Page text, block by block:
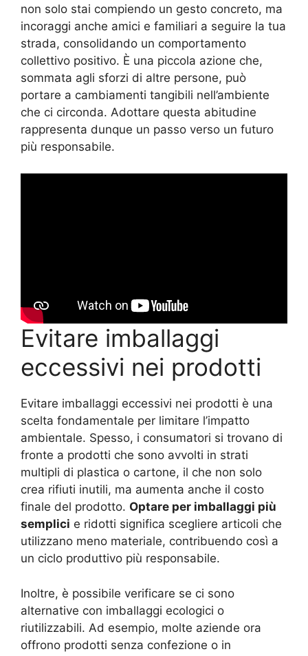
non solo stai compiendo un gesto concreto, ma
incoraggi anche amici e familiari a seguire la tua
strada, consolidando un comportamento
collettivo positivo. È una piccola azione che,
sommata agli sforzi di altre persone, può
portare a cambiamenti tangibili nell’ambiente
che ci circonda. Adottare questa abitudine
rappresenta dunque un passo verso un futuro
più responsabile.
Evitare imballaggi
eccessivi nei prodotti
Evitare imballaggi eccessivi nei prodotti è una
scelta fondamentale per limitare l’impatto
ambientale. Spesso, i consumatori si trovano di
fronte a prodotti che sono avvolti in strati
multipli di plastica o cartone, il che non solo
crea rifiuti inutili, ma aumenta anche il costo
finale del prodotto. Optare per imballaggi più
semplici e ridotti significa scegliere articoli che
utilizzano meno materiale, contribuendo così a
un ciclo produttivo più responsabile.
Inoltre, è possibile verificare se ci sono
alternative con imballaggi ecologici o
riutilizzabili. Ad esempio, molte aziende ora
offrono prodotti senza confezione o in